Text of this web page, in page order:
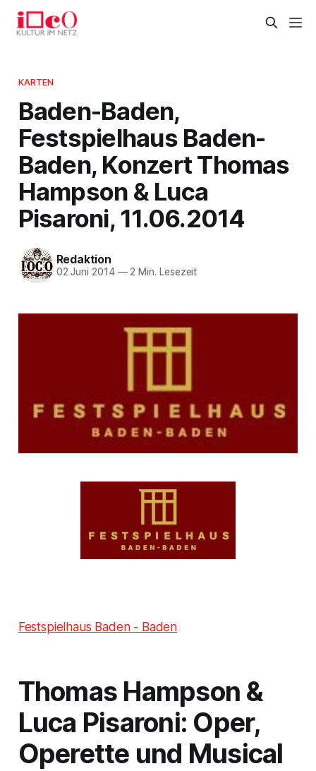
KARTEN
Baden-Baden,
Festspielhaus Baden-
Baden, Konzert Thomas
Hampson & Luca
Pisaroni, 11.06.2014
Redaktion
02 Juni 2014 —2 Min. Lesezeit
Festspielhaus Baden - Baden
Thomas Hampson &
Luca Pisaroni: Oper,
Operette und Musical